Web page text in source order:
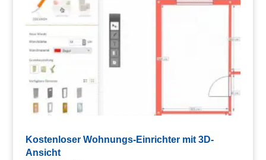
Kostenloser Wohnungs-Einrichter mit 3D-
Ansicht